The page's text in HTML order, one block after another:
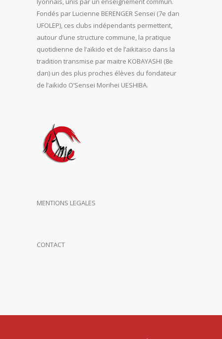
Fondés par Lucienne BERENGER Senseï (7e dan
UFOLEP), ces clubs indépendants permettent,
autour d’une structure commune, la pratique
quotidienne de l’aïkido et de l’aikitaiso dans la
tradition transmise par maitre KOBAYASHI (8e
dan) un des plus proches élèves du fondateur
de l’aikido O’Sensei Morihei UESHIBA.
MENTIONS LEGALES
CONTACT